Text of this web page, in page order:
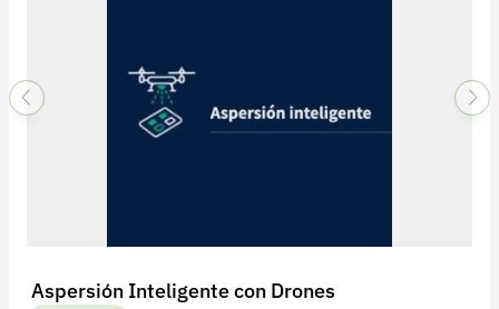
Aspersión Inteligente con Drones
Política de devoluciones
Política de privacidad
Recuperar contraseña